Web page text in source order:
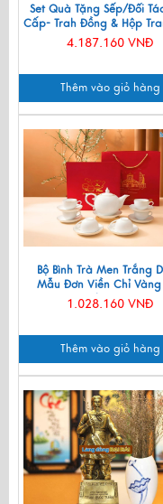
Set Quà Tặng Sếp/Đối
Cấp- Trah Đồng & Hộp
Sơn Mài CBQT004
4.187.160 VNĐ
Thêm vào giỏ hàng
Bộ Bình Trà Men Trắng
Mẫu Đơn Viền Chỉ Vàng
550ml BT001-7.2
1.028.160 VNĐ
Thêm vào giỏ hàng